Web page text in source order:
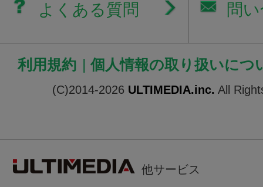
よくある質問 問
利用規約 | 個人情報の取り扱いにつ
(C)2014-2026 ULTIMEDIA.inc. All
他サービス